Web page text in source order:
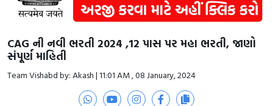
CAG ની નવી ભરતી 2024 ,12 પાસ પર મહા ભરતી, જાણો
સંપૂર્ણ માહિતી
Team Vishabd by: Akash | 11:01 AM , 08 January, 2024